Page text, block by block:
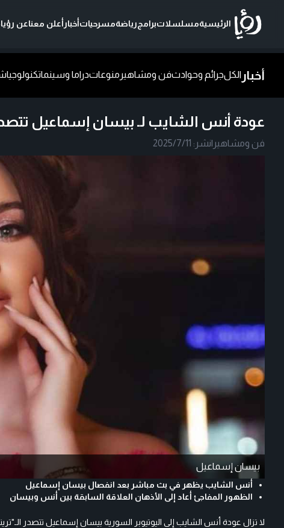
الرئيسيةمسلسلاتبرامجرياضةمسرحياتأخبارأعلن معناعن رؤيا
أخبار الكلجرائم وحوادثفن ومشاهير منوعاتدراما وسينماتكنولوجيا
عودة أنس الشايب لـ بيسان إسماعيل تتصدر
فن ومشاهير |نشر: 2025/7/11
بيسان إسماعيل
أنس الشايب يظهر في بث مباشر بعد انفصال بيسان إسماعيل
الظهور المفاجئ أعاد إلى الأذهان العلاقة السابقة بين أنس وبيسان
لا تزال عودة أنس الشايب إلى اليوتيوبر السورية بيسان إسماعيل تتصدر